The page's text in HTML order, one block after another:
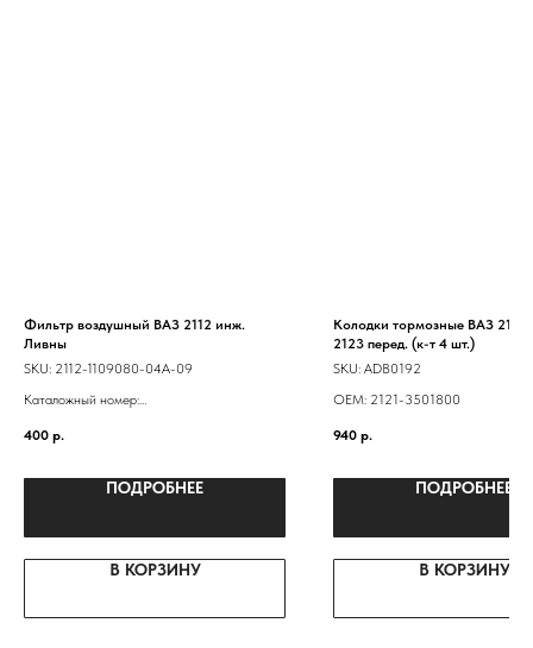
Фильтр воздушный ВАЗ 2112 инж.
Ливны
SKU: 2112-1109080-04А-09
Каталожный номер:
2112-1109080
400 р.
ПОДРОБНЕЕ
В КОРЗИНУ
Колодки тормозные ВАЗ 2121-
2123 перед. (к-т 4 шт.)
SKU: ADB0192
ОЕМ: 2121-3501800
940 р.
ПОДРОБНЕЕ
В КОРЗИНУ